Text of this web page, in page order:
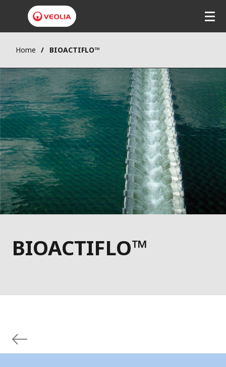
Home BIOACTIFLO™
BIOACTIFLO™